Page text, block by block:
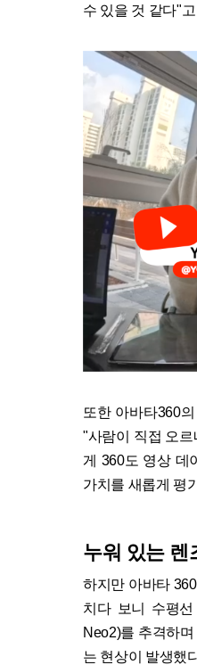
수 있을 것 같다"
또한 아바타360
"사람이 직접 오
게 360도 영상 데
가치를 새롭게 평
누워 있는 렌
하지만 아바타
치다 보니 수평
Neo2)를 추격하
는 현상이 발생했